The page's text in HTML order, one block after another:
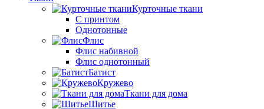
Курточные ткани
С принтом
Однотонные
Флис
Флис набивной
Флис однотонный
Батист
Кружево
Ткани для дома
Шитье